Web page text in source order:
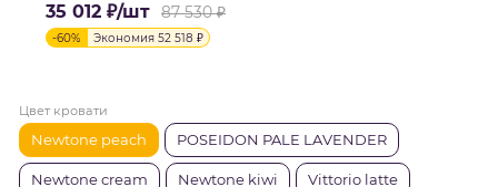
35 012 ₽/шт 87 530₽
-60% Экономия 52 518 ₽
Цвет кровати
Newtone peach POSEIDON PALE LAVENDER
Newtone cream Newtone kiwi Vittorio latte